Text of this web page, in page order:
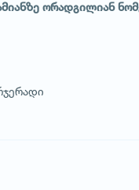
ორადგილიან